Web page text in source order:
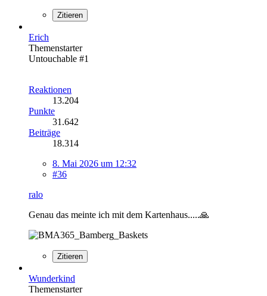
Zitieren
Erich
Themenstarter
Untouchable #1
Reaktionen
13.204
Punkte
31.642
Beiträge
18.314
8. Mai 2026 um 12:32
#36
ralo
Genau das meinte ich mit dem Kartenhaus.....🙏
Zitieren
Wunderkind
Themenstarter